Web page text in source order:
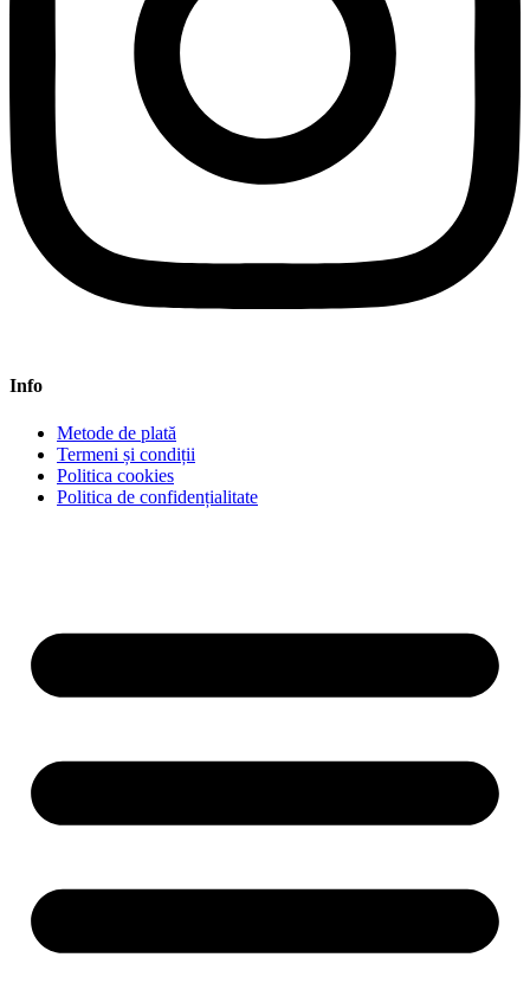
Info
Metode de plată
Termeni și condiții
Politica cookies
Politica de confidențialitate